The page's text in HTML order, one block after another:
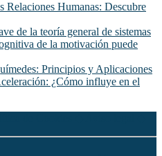
Relaciones Humanas: Descubre
de la teoría general de sistemas
de la motivación puede
Principios y Aplicaciones
¿Cómo influye en el